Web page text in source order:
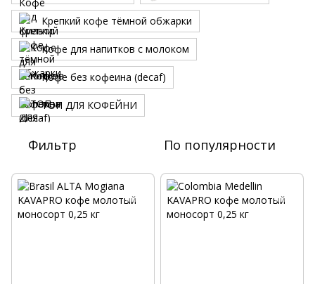
Крепкий кофе тёмной обжарки
Кофе для напитков с молоком
Кофе без кофеина (decaf)
ТОП ДЛЯ КОФЕЙНИ
Фильтр По популярности